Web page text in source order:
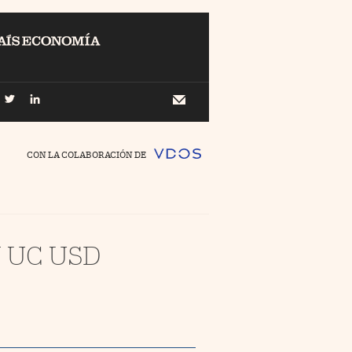
Pyme //foo
CON LA COLABORACIÓN DE
USD